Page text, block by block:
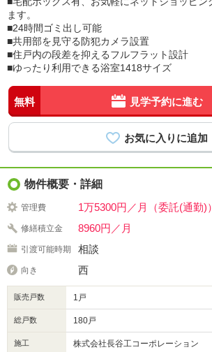
ます。
■24時間ゴミ出し可能
■共用部を見守る防犯カメラ設置
■住戸内の段差を抑えるフルフラット設計
■ゆったり利用できる浴室1418サイズ
無料 見学予約に進む
物件概要・詳細
管理費 1万5300円／月（委託(通勤)）
修繕積立金 8960円／月
引渡可能時期 相談
向き 西
販売戸数 1戸
総戸数 180戸
施工 株式会社長谷工コーポレーション